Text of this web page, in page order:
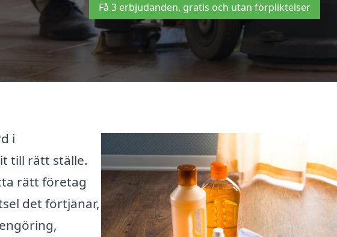
Få 3 erbjudanden, gratis och utan förpliktelser
i
till rätt ställe.
rätt företag
det förtjänar,